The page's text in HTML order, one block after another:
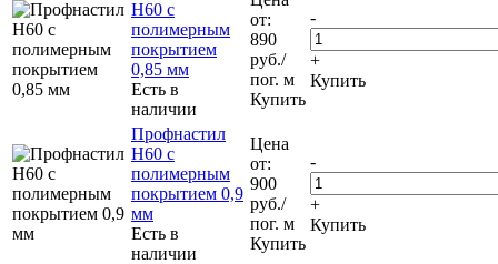
Н60 с
полимерным
покрытием
0,85 мм
Есть в
наличии
от:
890
руб./
пог. м
Купить
-
+
Купить
Профнастил
Н60 с
полимерным
покрытием 0,9
мм
Есть в
наличии
Цена
от:
900
руб./
пог. м
Купить
-
+
Купить